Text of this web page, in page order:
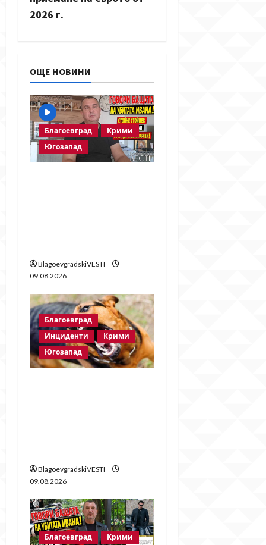
a
t
i
o
2026 г.
ОЩЕ НОВИНИ
Благоевград
Крими
Югозапад
BlagoevgradskiVESTI
09.08.2026
Благоевград
Инциденти
Крими
Югозапад
BlagoevgradskiVESTI
09.08.2026
Благоевград
Крими